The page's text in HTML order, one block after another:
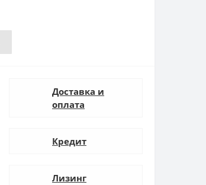
Доставка и
оплата
Кредит
Лизинг